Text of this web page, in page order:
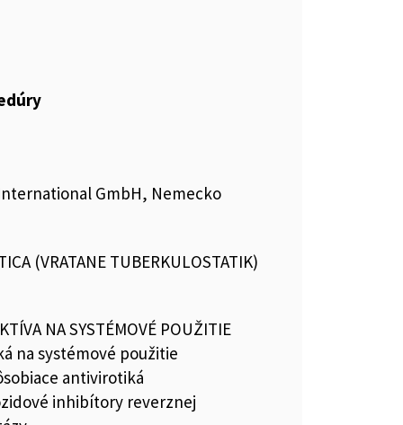
GmbH, Nemecko
(VRATANE TUBERKULOSTATIK)
NA SYSTÉMOVÉ POUŽITIE
na systémové použitie
antivirotiká
inhibítory reverznej